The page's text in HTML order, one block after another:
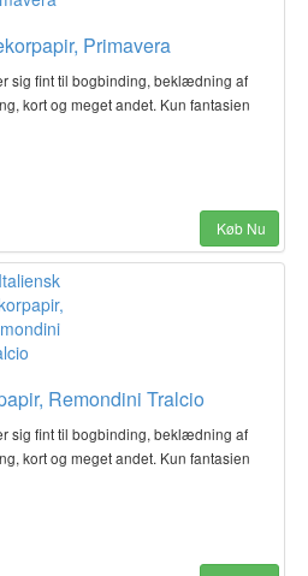
Primavera
sig fint til bogbinding, beklædning af
kort og meget andet. Kun fantasien
Køb Nu
Remondini Tralcio
sig fint til bogbinding, beklædning af
kort og meget andet. Kun fantasien